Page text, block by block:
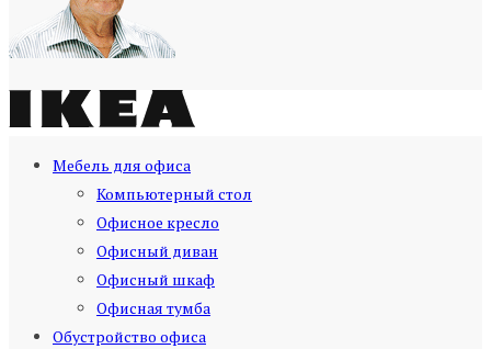
Мебель для офиса
Компьютерный стол
Офисное кресло
Офисный диван
Офисный шкаф
Офисная тумба
Обустройство офиса